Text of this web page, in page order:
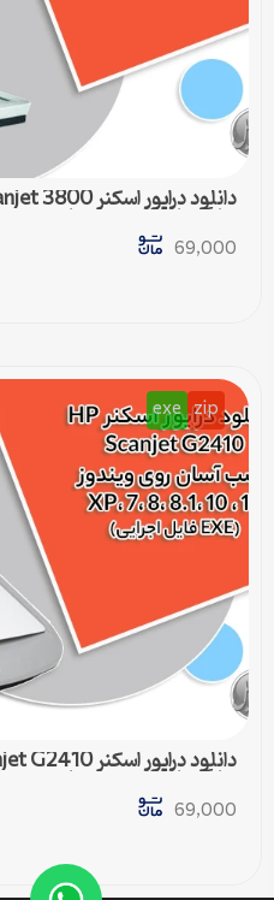
سازگار با تمام ویندوزها
69,000
zip
exe
سازگار با تمام ویندوزها
69,000